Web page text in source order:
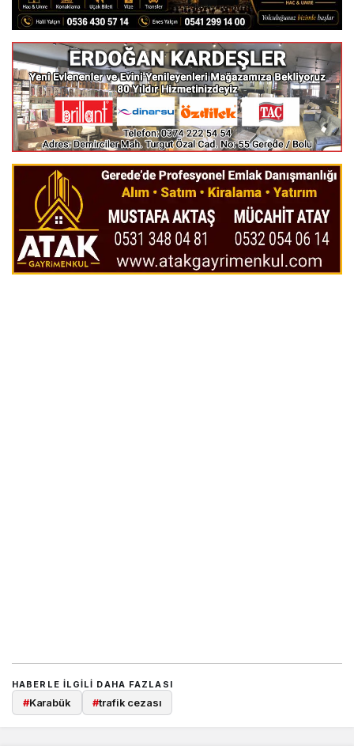
HABERLE ILGILI DAHA FAZLASI
#Karabük #trafik cezası